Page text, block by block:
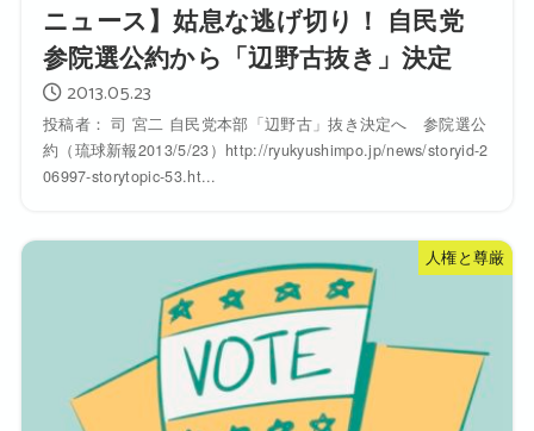
ニュース】姑息な逃げ切り！ 自民党
参院選公約から「辺野古抜き」決定
2013.05.23
投稿者： 司 宮二 自民党本部「辺野古」抜き決定へ 参院選公
約（琉球新報2013/5/23）http://ryukyushimpo.jp/news/storyid-2
06997-storytopic-53.ht...
人権と尊厳